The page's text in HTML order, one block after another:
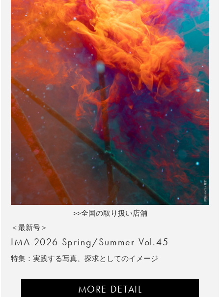
>>全国の取り扱い店舗
＜最新号＞
IMA 2026 Spring/Summer Vol.45
特集：実践する写真、探求としてのイメージ
MORE DETAIL